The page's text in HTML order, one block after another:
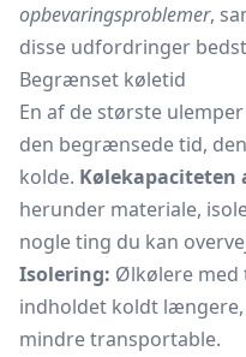
opbevaringsproblemer,
disse udfordringer
Begrænset køletid
En af de største
den begrænsede tid,
kolde.
herunder materiale,
nogle ting du kan
Isolering: Ølkølere med
indholdet koldt
mindre transportable.